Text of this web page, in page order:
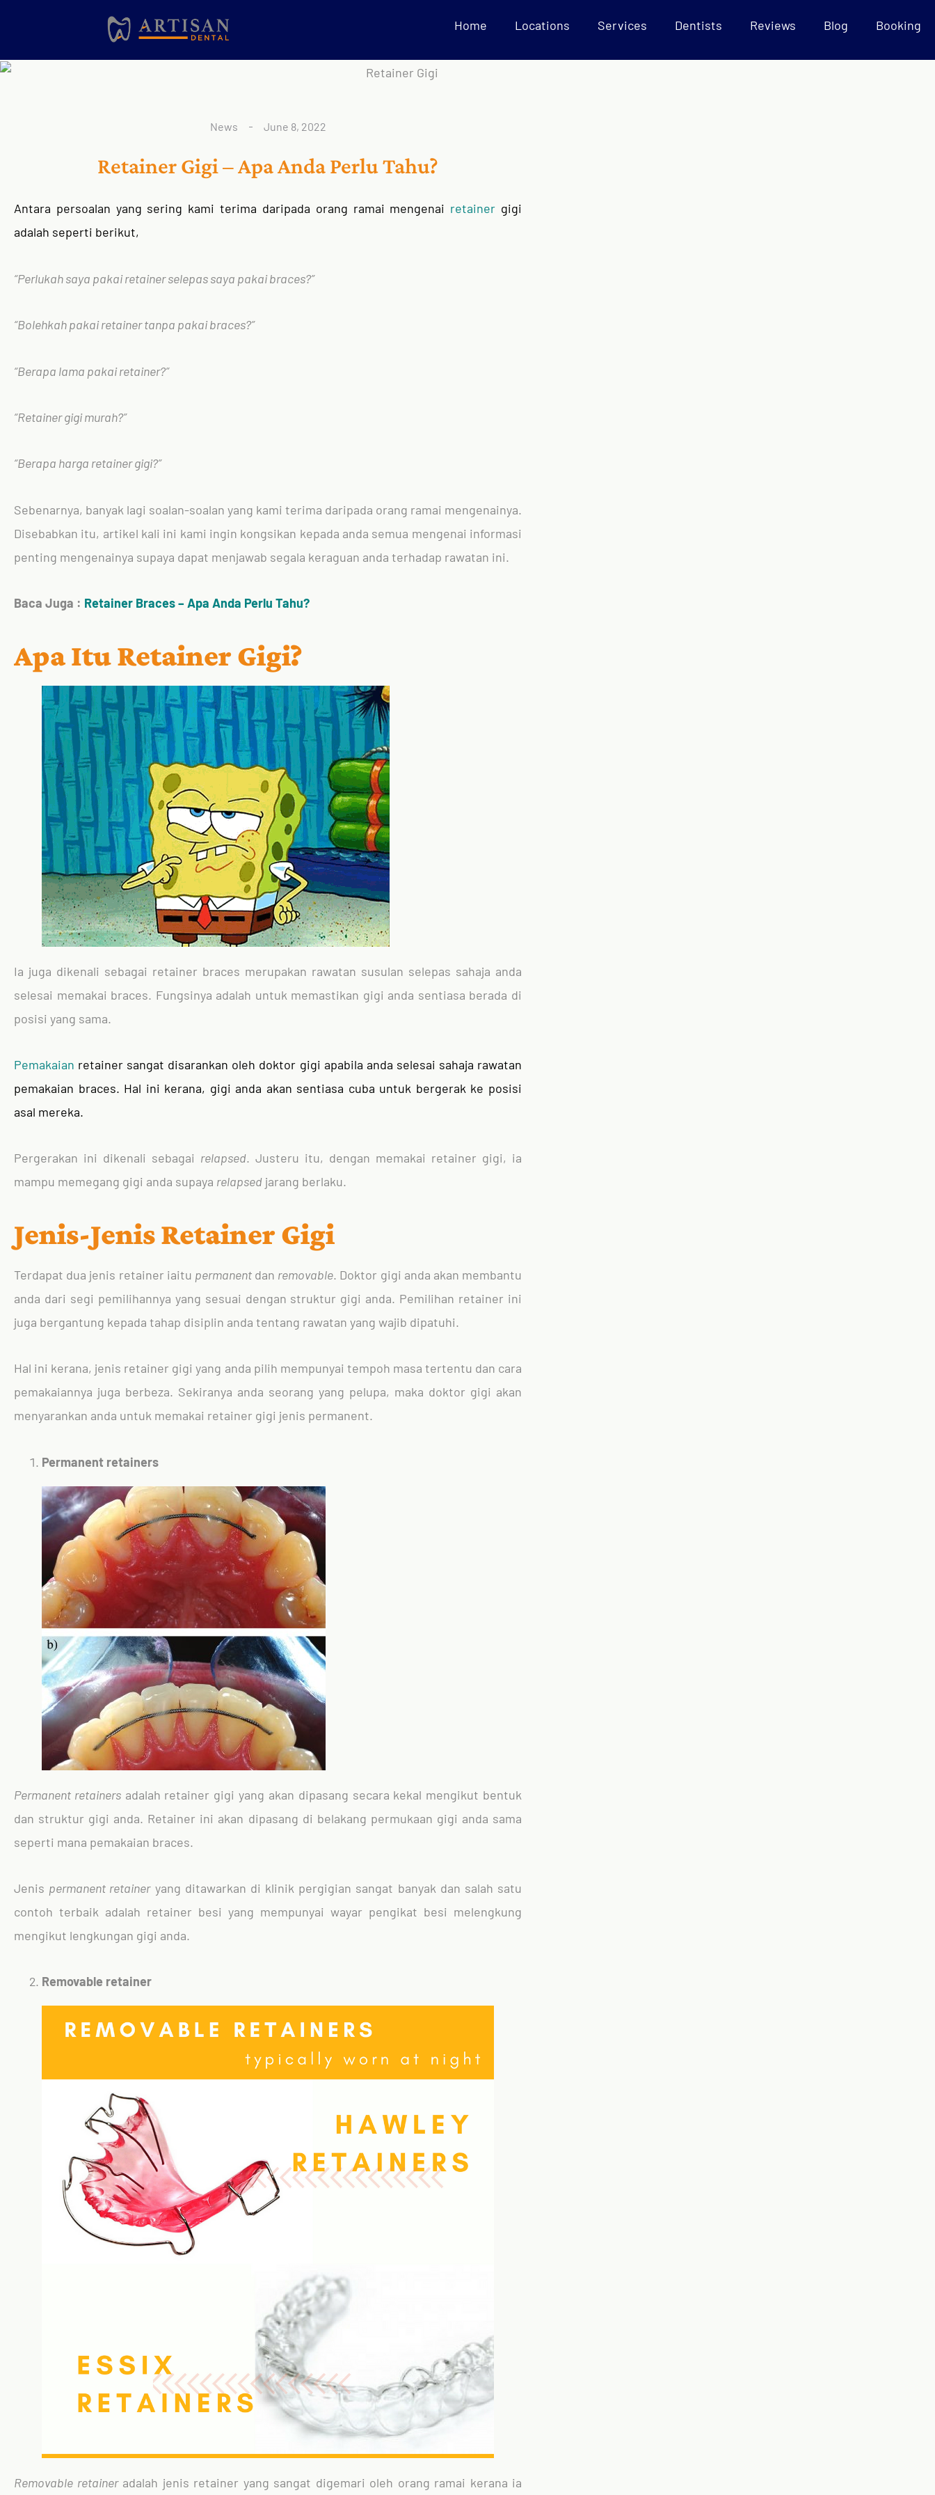
Home Locations Services Dentists Reviews Blog Booking
News June 8, 2022
Retainer Gigi – Apa Anda Perlu Tahu?
Antara persoalan yang sering kami terima daripada orang ramai mengenai retainer gigi
adalah seperti berikut,
“Perlukah saya pakai retainer selepas saya pakai braces?”
“Bolehkah pakai retainer tanpa pakai braces?”
“Berapa lama pakai retainer?”
“Retainer gigi murah?”
“Berapa harga retainer gigi?”
Sebenarnya, banyak lagi soalan-soalan yang kami terima daripada orang ramai mengenainya.
Disebabkan itu, artikel kali ini kami ingin kongsikan kepada anda semua mengenai informasi
penting mengenainya supaya dapat menjawab segala keraguan anda terhadap rawatan ini.
Baca Juga : Retainer Braces – Apa Anda Perlu Tahu?
Apa Itu Retainer Gigi?
Ia juga dikenali sebagai retainer braces merupakan rawatan susulan selepas sahaja anda
selesai memakai braces. Fungsinya adalah untuk memastikan gigi anda sentiasa berada di
posisi yang sama.
Pemakaian retainer sangat disarankan oleh doktor gigi apabila anda selesai sahaja rawatan
pemakaian braces. Hal ini kerana, gigi anda akan sentiasa cuba untuk bergerak ke posisi
asal mereka.
Pergerakan ini dikenali sebagai relapsed. Justeru itu, dengan memakai retainer gigi, ia
mampu memegang gigi anda supaya relapsed jarang berlaku.
Jenis-Jenis Retainer Gigi
Terdapat dua jenis retainer iaitu permanentdan removable. Doktor gigi anda akan membantu
anda dari segi pemilihannya yang sesuai dengan struktur gigi anda. Pemilihan retainer ini
juga bergantung kepada tahap disiplin anda tentang rawatan yang wajib dipatuhi.
Hal ini kerana, jenis retainer gigi yang anda pilih mempunyai tempoh masa tertentu dan cara
pemakaiannya juga berbeza. Sekiranya anda seorang yang pelupa, maka doktor gigi akan
menyarankan anda untuk memakai retainer gigi jenis permanent.
Permanent retainers
Permanent retainersadalah retainer gigi yang akan dipasang secara kekal mengikut bentuk
dan struktur gigi anda. Retainer ini akan dipasang di belakang permukaan gigi anda sama
seperti mana pemakaian braces.
Jenis permanent retaineryang ditawarkan di klinik pergigian sangat banyak dan salah satu
contoh terbaik adalah retainer besi yang mempunyai wayar pengikat besi melengkung
mengikut lengkungan gigi anda.
Removable retainer
Removable retaineradalah jenis retainer yang sangat digemari oleh orang ramai kerana ia